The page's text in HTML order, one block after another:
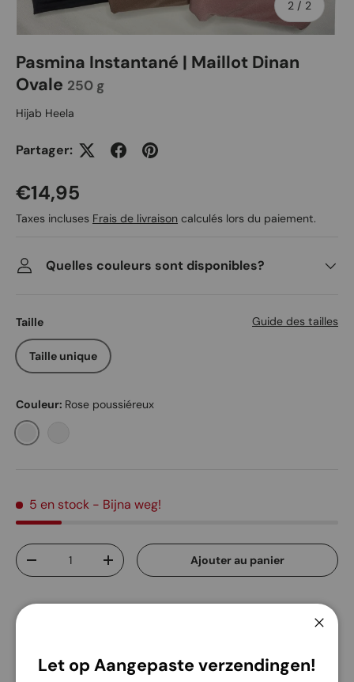
2 / de
2
Pasmina Instantané | Maillot Dinan
Ovale 250 g
Hijab Heela
Partager:
Prix habituel
€14,95
Taxes incluses Frais de livraison calculés lors du paiement.
Quelles couleurs sont disponibles?
Taille Guide des tailles
Taille unique
Couleur: Rose poussiéreux
Rose poussiéreux
5 en stock - Bijna weg!
Qté
Diminuer la quantitéAugmenter la quantitéAjouter au panier
Let op Aangepaste verzendingen!